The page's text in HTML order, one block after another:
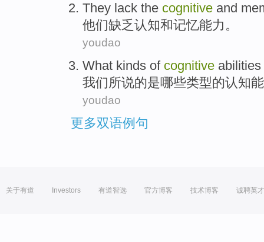
They lack the cognitive and
他们缺乏认知和记忆能力 。
youdao
What kinds of cognitive abilities
我们所说的是哪些类型的认知
youdao
更多双语例句
关于有道 Investors 有道智选 官方博客 技术博客 诚聘英才